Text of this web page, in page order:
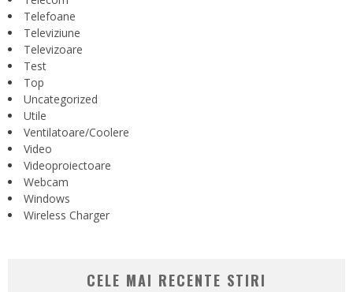
Telefoane
Televiziune
Televizoare
Test
Top
Uncategorized
Utile
Ventilatoare/Coolere
Video
Videoproiectoare
Webcam
Windows
Wireless Charger
CELE MAI RECENTE STIRI